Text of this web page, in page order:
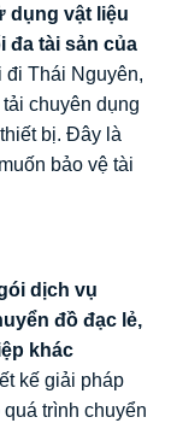
dụng vật liệu
đa tài sản của
Thái Nguyên,
chuyên dụng
bị. Đây là
bảo vệ tài
dịch vụ
đồ đạc lẻ,
khác
kế giải pháp
trình chuyển